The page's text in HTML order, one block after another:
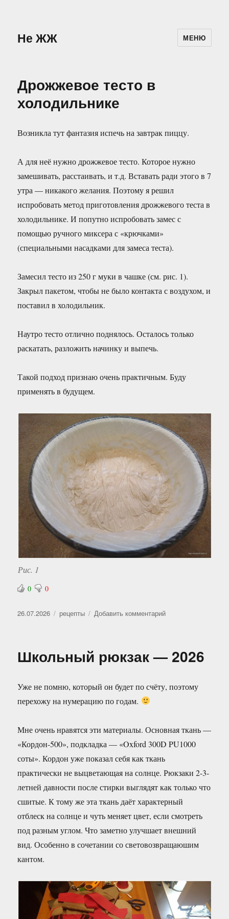
Не ЖЖ МЕНЮ
Дрожжевое тесто в
холодильнике
Возникла тут фантазия испечь на завтрак пиццу.
А для неё нужно дрожжевое тесто. Которое нужно
замешивать, расстаивать, и т.д. Вставать ради этого в 7
утра — никакого желания. Поэтому я решил
испробовать метод приготовления дрожжевого теста в
холодильнике. И попутно испробовать замес с
помощью ручного миксера с «крючками»
(специальными насадками для замеса теста).
Замесил тесто из 250 г муки в чашке (см. рис. 1).
Закрыл пакетом, чтобы не было контакта с воздухом, и
поставил в холодильник.
Наутро тесто отлично поднялось. Осталось только
раскатать, разложить начинку и выпечь.
Такой подход признаю очень практичным. Буду
применять в будущем.
Рис. 1
0 0
Опубликовано
26.07.2026 Рубрики
рецепты Добавить комментарийк
в
Школьный рюкзак — 2026
Уже не помню, который он будет по счёту, поэтому
перехожу на нумерацию по годам.
Мне очень нравятся эти материалы. Основная ткань —
«Кордон-500», подкладка — «Oxford 300D PU1000
соты». Кордон уже показал себя как ткань
практически не выцветающая на солнце. Рюкзаки 2-3-
летней давности после стирки выглядят как только что
сшитые. К тому же эта ткань даёт характерный
отблеск на солнце и чуть меняет цвет, если смотреть
под разным углом. Что заметно улучшает внешний
вид. Особенно в сочетании со световозвращаюшим
кантом.